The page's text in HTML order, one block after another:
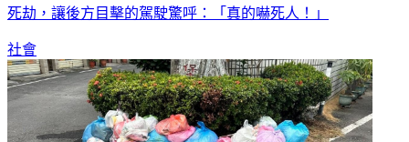
死劫，讓後方目擊的駕駛驚呼：「真的嚇死人！」
社會